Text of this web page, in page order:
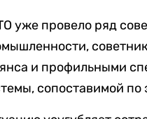
уже провело ряд
и профильными
сопоставимой